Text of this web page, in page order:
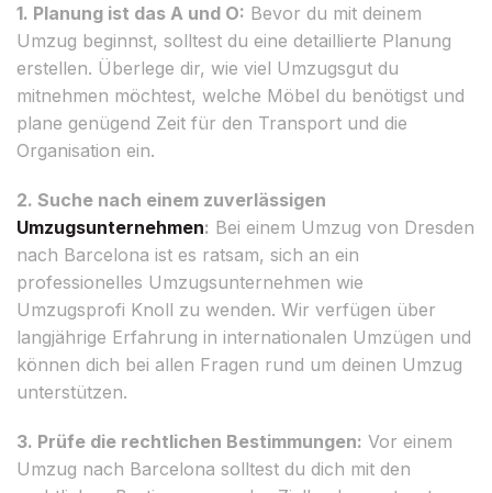
1. Planung ist das A und O: Bevor du mit deinem
Umzug beginnst, solltest du eine detaillierte Planung
erstellen. Überlege dir, wie viel Umzugsgut du
mitnehmen möchtest, welche Möbel du benötigst und
plane genügend Zeit für den Transport und die
Organisation ein.
2. Suche nach einem zuverlässigen
Umzugsunternehmen: Bei einem Umzug von Dresden
nach Barcelona ist es ratsam, sich an ein
professionelles Umzugsunternehmen wie
Umzugsprofi Knoll zu wenden. Wir verfügen über
langjährige Erfahrung in internationalen Umzügen und
können dich bei allen Fragen rund um deinen Umzug
unterstützen.
3. Prüfe die rechtlichen Bestimmungen: Vor einem
Umzug nach Barcelona solltest du dich mit den